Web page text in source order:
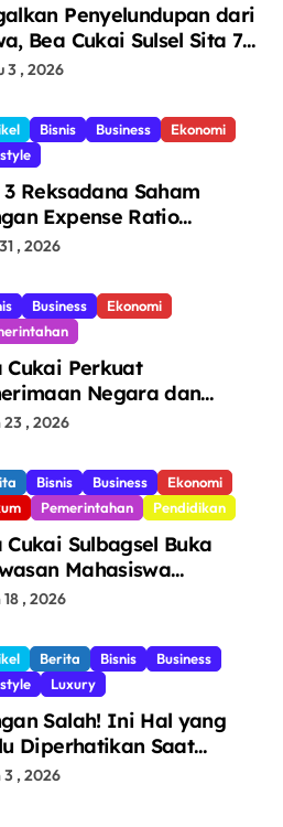
Penyelundupan dari
Bea Cukai Sulsel Sita 7,8
Batang Rokok Ilegal
3 , 2026
Bisnis Business
Ekonomi
3 Reksadana Saham
Expense Ratio
, 2026
Business
Ekonomi
Cukai Perkuat
Negara dan
Setor Rp123,8
23 , 2026
Bisnis Business
Ekonomi
Pemerintahan Pendidikan
Cukai Sulbagsel Buka
Mahasiswa
Bosowa tentang
Pencegahan Barang
18 , 2026
Berita Bisnis
Business
Luxury
Salah! Ini Hal yang
Diperhatikan Saat
Big Slab
3 , 2026